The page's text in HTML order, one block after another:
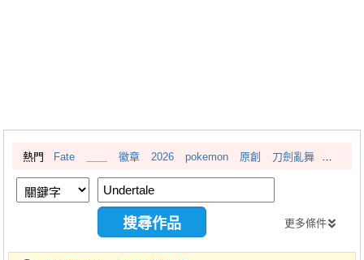
繪圖藝廊
交流中心
攤位轉讓區
會員中心
熱門 Fate 徽章 2026 pokemon 原創 刀劍亂舞
更多條件